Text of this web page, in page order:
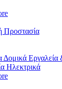
Προστασία
Δομικά
Ηλεκτρικά